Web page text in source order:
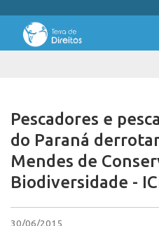
Pescadores e
do Paraná
Mendes de
Biodiversidade -
30/06/2015